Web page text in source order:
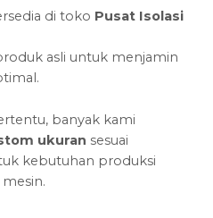
di toko Pusat Isolasi
asli untuk menjamin
banyak kami
ukuran sesuai
kebutuhan produksi